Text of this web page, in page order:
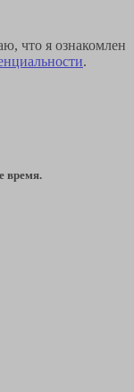
что я ознакомлен
.
время.